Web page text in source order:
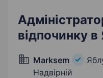
відпочинку
Marksem
Надвірній